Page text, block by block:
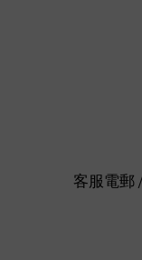
客服電